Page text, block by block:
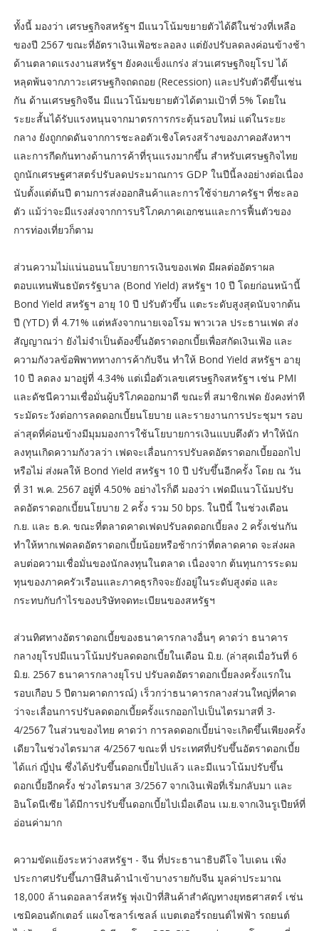
ทั้งนี้ มองว่า เศรษฐกิจสหรัฐฯ มีแนวโน้มขยายตัวได้ดีในช่วงที่เหลือ
ของปี 2567 ขณะที่อัตราเงินเฟ้อชะลอลง แต่ยังปรับลดลงค่อนข้างช้า
ด้านตลาดแรงงานสหรัฐฯ ยังคงแข็งแกร่ง ส่วนเศรษฐกิจยุโรป ได้
หลุดพ้นจากภาวะเศรษฐกิจถดถอย (Recession) และปรับตัวดีขึ้นเช่น
กัน ด้านเศรษฐกิจจีน มีแนวโน้มขยายตัวได้ตามเป้าที่ 5% โดยใน
ระยะสั้นได้รับแรงหนุนจากมาตรการกระตุ้นรอบใหม่ แต่ในระยะ
กลาง ยังถูกกดดันจากการชะลอตัวเชิงโครงสร้างของภาคอสังหาฯ
และการกีดกันทางด้านการค้าที่รุนแรงมากขึ้น สำหรับเศรษฐกิจไทย
ถูกนักเศรษฐศาสตร์ปรับลดประมาณการ GDP ในปีนี้ลงอย่างต่อเนื่อง
นับตั้งแต่ต้นปี ตามการส่งออกสินค้าและการใช้จ่ายภาครัฐฯ ที่ชะลอ
ตัว แม้ว่าจะมีแรงส่งจากการบริโภคภาคเอกชนและการฟื้นตัวของ
การท่องเที่ยวก็ตาม
ส่วนความไม่แน่นอนนโยบายการเงินของเฟด มีผลต่ออัตราผล
ตอบแทนพันธบัตรรัฐบาล (Bond Yield) สหรัฐฯ 10 ปี โดยก่อนหน้านี้
Bond Yield สหรัฐฯ อายุ 10 ปี ปรับตัวขึ้น แตะระดับสูงสุดนับจากต้น
ปี (YTD) ที่ 4.71% แต่หลังจากนายเจอโรม พาวเวล ประธานเฟด ส่ง
สัญญาณว่า ยังไม่จำเป็นต้องขึ้นอัตราดอกเบี้ยเพื่อสกัดเงินเฟ้อ และ
ความกังวลข้อพิพาททางการค้ากับจีน ทำให้ Bond Yield สหรัฐฯ อายุ
10 ปี ลดลง มาอยู่ที่ 4.34% แต่เมื่อตัวเลขเศรษฐกิจสหรัฐฯ เช่น PMI
และดัชนีความเชื่อมั่นผู้บริโภคออกมาดี ขณะที่ สมาชิกเฟด ยังคงท่าที
ระมัดระวังต่อการลดดอกเบี้ยนโยบาย และรายงานการประชุมฯ รอบ
ล่าสุดที่ค่อนข้างมีมุมมองการใช้นโยบายการเงินแบบตึงตัว ทำให้นัก
ลงทุนเกิดความกังวลว่า เฟดจะเลื่อนการปรับลดอัตราดอกเบี้ยออกไป
หรือไม่ ส่งผลให้ Bond Yield สหรัฐฯ 10 ปี ปรับขึ้นอีกครั้ง โดย ณ วัน
ที่ 31 พ.ค. 2567 อยู่ที่ 4.50% อย่างไรก็ดี มองว่า เฟดมีแนวโน้มปรับ
ลดอัตราดอกเบี้ยนโยบาย 2 ครั้ง รวม 50 bps. ในปีนี้ ในช่วงเดือน
ก.ย. และ ธ.ค. ขณะที่ตลาดคาดเฟดปรับลดดอกเบี้ยลง 2 ครั้งเช่นกัน
ทำให้หากเฟดลดอัตราดอกเบี้ยน้อยหรือช้ากว่าที่ตลาดคาด จะส่งผล
ลบต่อความเชื่อมั่นของนักลงทุนในตลาด เนื่องจาก ต้นทุนการระดม
ทุนของภาคครัวเรือนและภาคธุรกิจจะยังอยู่ในระดับสูงต่อ และ
กระทบกับกำไรของบริษัทจดทะเบียนของสหรัฐฯ
ส่วนทิศทางอัตราดอกเบี้ยของธนาคารกลางอื่นๆ คาดว่า ธนาคาร
กลางยุโรปมีแนวโน้มปรับลดดอกเบี้ยในเดือน มิ.ย. (ล่าสุดเมื่อวันที่ 6
มิ.ย. 2567 ธนาคารกลางยุโรป ปรับลดอัตราดอกเบี้ยลงครั้งแรกใน
รอบเกือบ 5 ปีตามคาดการณ์) เร็วกว่าธนาคารกลางส่วนใหญ่ที่คาด
ว่าจะเลื่อนการปรับลดดอกเบี้ยครั้งแรกออกไปเป็นไตรมาสที่ 3-
4/2567 ในส่วนของไทย คาดว่า การลดดอกเบี้ยน่าจะเกิดขึ้นเพียงครั้ง
เดียวในช่วงไตรมาส 4/2567 ขณะที่ ประเทศที่ปรับขึ้นอัตราดอกเบี้ย
ได้แก่ ญี่ปุ่น ซึ่งได้ปรับขึ้นดอกเบี้ยไปแล้ว และมีแนวโน้มปรับขึ้น
ดอกเบี้ยอีกครั้ง ช่วงไตรมาส 3/2567 จากเงินเฟ้อที่เริ่มกลับมา และ
อินโดนีเซีย ได้มีการปรับขึ้นดอกเบี้ยไปเมื่อเดือน เม.ย.จากเงินรูเปียห์ที่
อ่อนค่ามาก
ความขัดแย้งระหว่างสหรัฐฯ - จีน ที่ประธานาธิบดีโจ ไบเดน เพิ่ง
ประกาศปรับขึ้นภาษีสินค้านำเข้าบางรายกับจีน มูลค่าประมาณ
18,000 ล้านดอลลาร์สหรัฐ พุ่งเป้าที่สินค้าสำคัญทางยุทธศาสตร์ เช่น
เซมิคอนดักเตอร์ แผงโซลาร์เซลล์ แบตเตอรี่รถยนต์ไฟฟ้า รถยนต์